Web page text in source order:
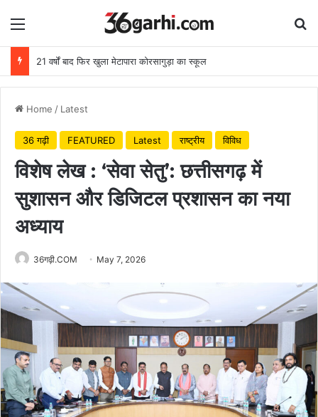
Menu
21 वर्षों बाद फिर खुला मेटापारा कोरसागुड़ा का स्कूल
Home / Latest
36 गढ़ी FEATURED Latest राष्ट्रीय विविध
विशेष लेख : ‘सेवा सेतु’: छत्तीसगढ़ में
सुशासन और डिजिटल प्रशासन का नया
अध्याय
36गढ़ी.COM May 7, 2026